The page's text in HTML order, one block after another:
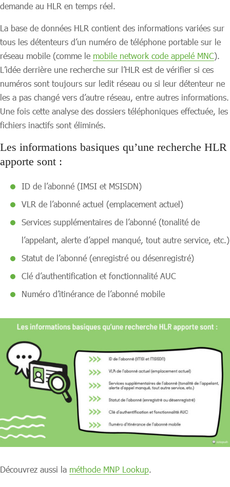
demande au HLR en temps réel.
La base de données HLR contient des informations variées sur
tous les détenteurs d’un numéro de téléphone portable sur le
réseau mobile (comme le mobile network code appelé MNC).
L’idée derrière une recherche sur l’HLR est de vérifier si ces
numéros sont toujours sur ledit réseau ou si leur détenteur ne
les a pas changé vers d’autre réseau, entre autres informations.
Une fois cette analyse des dossiers téléphoniques effectuée, les
fichiers inactifs sont éliminés.
Les informations basiques qu’une recherche HLR
apporte sont :
ID de l’abonné (IMSI et MSISDN)
VLR de l’abonné actuel (emplacement actuel)
Services supplémentaires de l’abonné (tonalité de
l’appelant, alerte d’appel manqué, tout autre service, etc.)
Statut de l’abonné (enregistré ou désenregistré)
Clé d’authentification et fonctionnalité AUC
Numéro d’itinérance de l’abonné mobile
Découvrez aussi la méthode MNP Lookup.